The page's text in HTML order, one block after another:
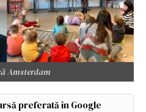
Amsterdam
preferată în Google